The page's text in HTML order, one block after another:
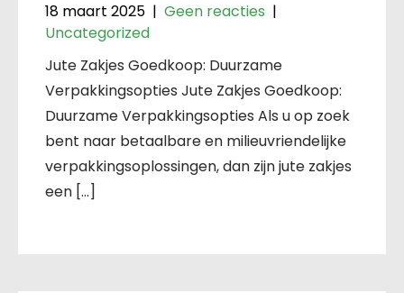
18 maart 2025 | Geen reacties |
Uncategorized
Jute Zakjes Goedkoop: Duurzame
Verpakkingsopties Jute Zakjes Goedkoop:
Duurzame Verpakkingsopties Als u op zoek
bent naar betaalbare en milieuvriendelijke
verpakkingsoplossingen, dan zijn jute zakjes
een […]